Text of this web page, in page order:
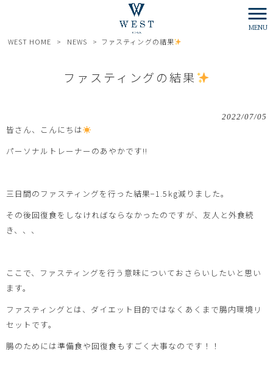
MENU
WEST HOME > NEWS > ファスティングの結果
ファスティングの結果
2022/07/05
皆さん、こんにちは
パーソナルトレーナーのあやかです!!
三日間のファスティングを行った結果−1.5kg減りました。
その後回復食をしなければならなかったのですが、友人と外食続
き、、、
ここで、ファスティングを行う意味についておさらいしたいと思い
ます。
ファスティングとは、ダイエット目的ではなくあくまで腸内環境リ
セットです。
腸のためには準備食や回復食もすごく大事なのです！！